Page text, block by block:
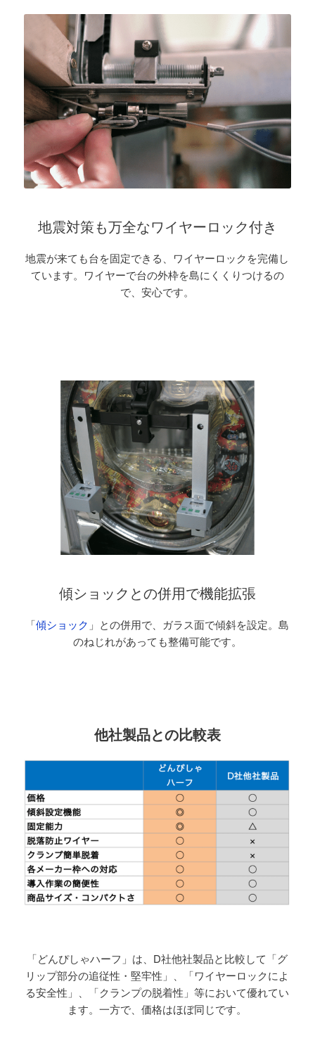
地震対策も万全なワイヤーロック付き
地震が来ても台を固定できる、ワイヤーロックを完備し
ています。ワイヤーで台の外枠を島にくくりつけるの
で、安心です。
傾ショックとの併用で機能拡張
「傾ショック 」との併用で、ガラス面で傾斜を設定。島
のねじれがあっても整備可能です。
他社製品との比較表
「どんぴしゃハーフ」は、D社他社製品と比較して「グ
リップ部分の追従性・堅牢性」、「ワイヤーロックによ
る安全性」、「クランプの脱着性」等において優れてい
ます。一方で、価格はほぼ同じです。